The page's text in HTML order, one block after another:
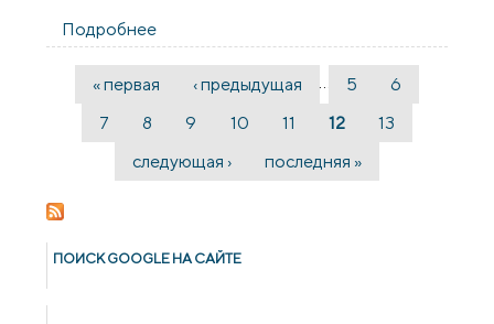
Подробнее
храме иконы Божией Матери «Всех
Страницы
« первая ‹ предыдущая … 5
6
7
8 9 10 11 12
13
следующая ›
последняя »
ПОИСК GOОGLE НА САЙТЕ